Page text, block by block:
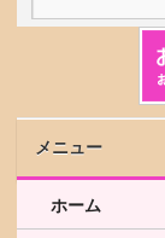
メニュー
ホーム